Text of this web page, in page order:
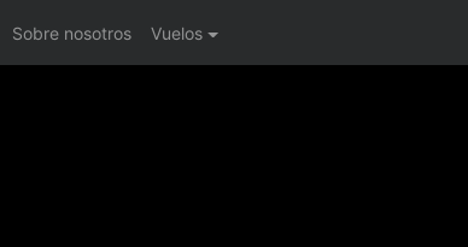
Sobre nosotros Vuelos